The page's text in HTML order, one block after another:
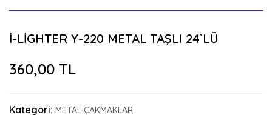
İ-LİGHTER Y-220 METAL TAŞLI 24`LÜ
360,00 TL
Kategori: METAL ÇAKMAKLAR